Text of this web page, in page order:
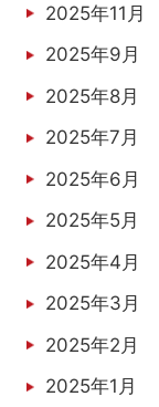
2025年11月
2025年9月
2025年8月
2025年7月
2025年6月
2025年5月
2025年4月
2025年3月
2025年2月
2025年1月